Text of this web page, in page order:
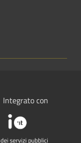
Integrato con